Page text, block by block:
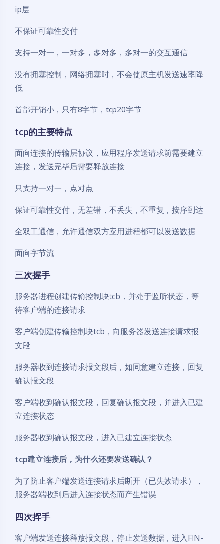
ip层
不保证可靠性交付
支持一对一，一对多，多对多，多对一的交互通信
没有拥塞控制，网络拥塞时，不会使原主机发送速率降
低
首部开销小，只有8字节，tcp20字节
tcp的主要特点
面向连接的传输层协议，应用程序发送请求前需要建立
连接，发送完毕后需要释放连接
只支持一对一，点对点
保证可靠性交付，无差错，不丢失，不重复，按序到达
全双工通信，允许通信双方应用进程都可以发送数据
面向字节流
三次握手
服务器进程创建传输控制块tcb，并处于监听状态，等
待客户端的连接请求
客户端创建传输控制块tcb，向服务器发送连接请求报
文段
服务器收到连接请求报文段后，如同意建立连接，回复
确认报文段
客户端收到确认报文段，回复确认报文段，并进入已建
立连接状态
服务器收到确认报文段，进入已建立连接状态
tcp建立连接后，为什么还要发送确认？
为了防止客户端发送连接请求后断开（已失效请求），
服务器端收到后进入连接状态而产生错误
四次挥手
客户端发送连接释放报文段，停止发送数据，进入FIN-